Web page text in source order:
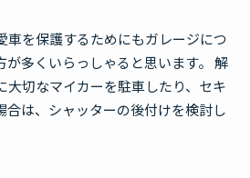
車を保護するためにもガレージにつ
が多くいらっしゃると思います。 解
大切なマイカーを駐車したり、セキ
合は、シャッターの後付けを検討し